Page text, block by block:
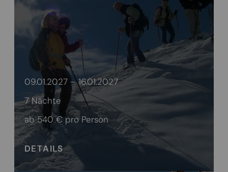
09.01.2027 – 16.01.2027
7 Nächte
ab 540 €pro Person
DETAILS